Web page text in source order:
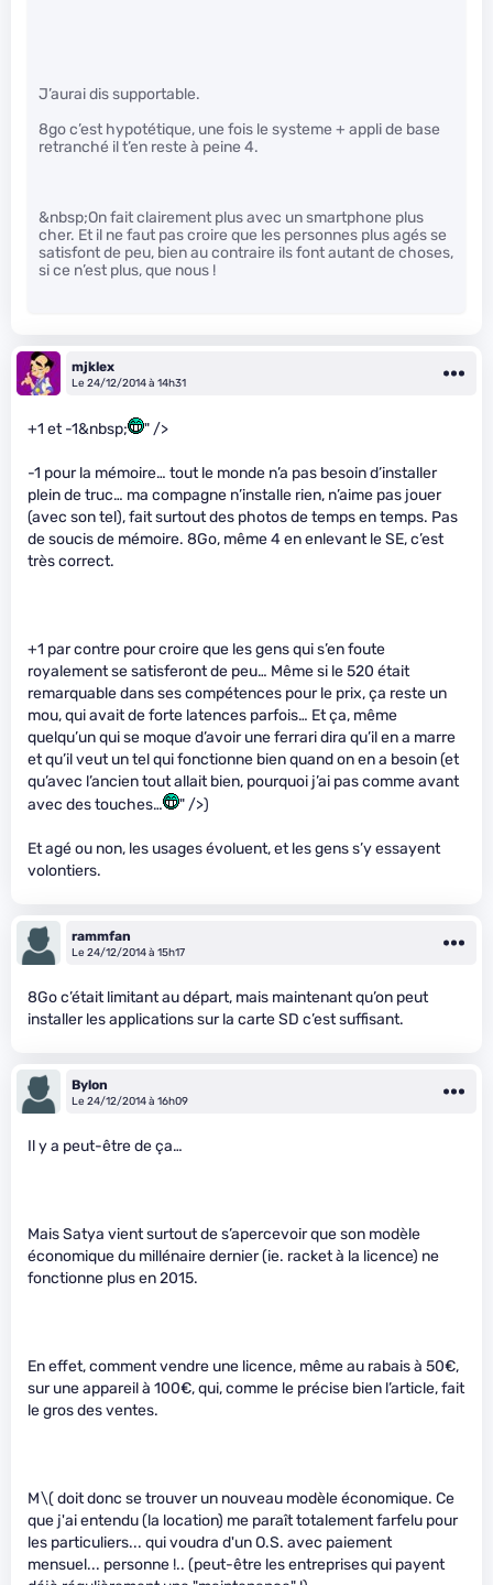
J’aurai dis supportable.
8go c’est hypotétique, une fois le systeme + appli de base
retranché il t’en reste à peine 4.
&nbsp;On fait clairement plus avec un smartphone plus
cher. Et il ne faut pas croire que les personnes plus agés se
satisfont de peu, bien au contraire ils font autant de choses,
si ce n’est plus, que nous !
mjklex
Le 24/12/2014 à 14h31
+1 et -1&nbsp; " />
-1 pour la mémoire… tout le monde n’a pas besoin d’installer
plein de truc… ma compagne n’installe rien, n’aime pas jouer
(avec son tel), fait surtout des photos de temps en temps. Pas
de soucis de mémoire. 8Go, même 4 en enlevant le SE, c’est
très correct.
+1 par contre pour croire que les gens qui s’en foute
royalement se satisferont de peu… Même si le 520 était
remarquable dans ses compétences pour le prix, ça reste un
mou, qui avait de forte latences parfois… Et ça, même
quelqu’un qui se moque d’avoir une ferrari dira qu’il en a marre
et qu’il veut un tel qui fonctionne bien quand on en a besoin (et
qu’avec l’ancien tout allait bien, pourquoi j’ai pas comme avant
avec des touches…
" />)
Et agé ou non, les usages évoluent, et les gens s’y essayent
volontiers.
rammfan
Le 24/12/2014 à 15h17
8Go c’était limitant au départ, mais maintenant qu’on peut
installer les applications sur la carte SD c’est suffisant.
Bylon
Le 24/12/2014 à 16h09
Il y a peut-être de ça…
Mais Satya vient surtout de s’apercevoir que son modèle
économique du millénaire dernier (ie. racket à la licence) ne
fonctionne plus en 2015.
En effet, comment vendre une licence, même au rabais à 50€,
sur une appareil à 100€, qui, comme le précise bien l’article, fait
le gros des ventes.
M\( doit donc se trouver un nouveau modèle économique. Ce
que j'ai entendu (la location) me paraît totalement farfelu pour
les particuliers... qui voudra d'un O.S. avec paiement
mensuel... personne !.. (peut-être les entreprises qui payent